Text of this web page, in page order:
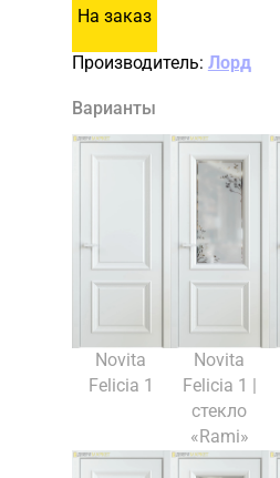
На заказ
Производитель: Лорд
Варианты
Novita
Felicia 1
Novita
Felicia 1 |
стекло
«Rami»